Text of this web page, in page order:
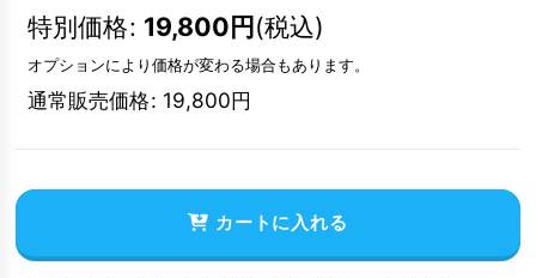
特別価格: 19,800円(税込)
オプションにより価格が変わる場合もあります。
通常販売価格: 19,800円
カートに入れる